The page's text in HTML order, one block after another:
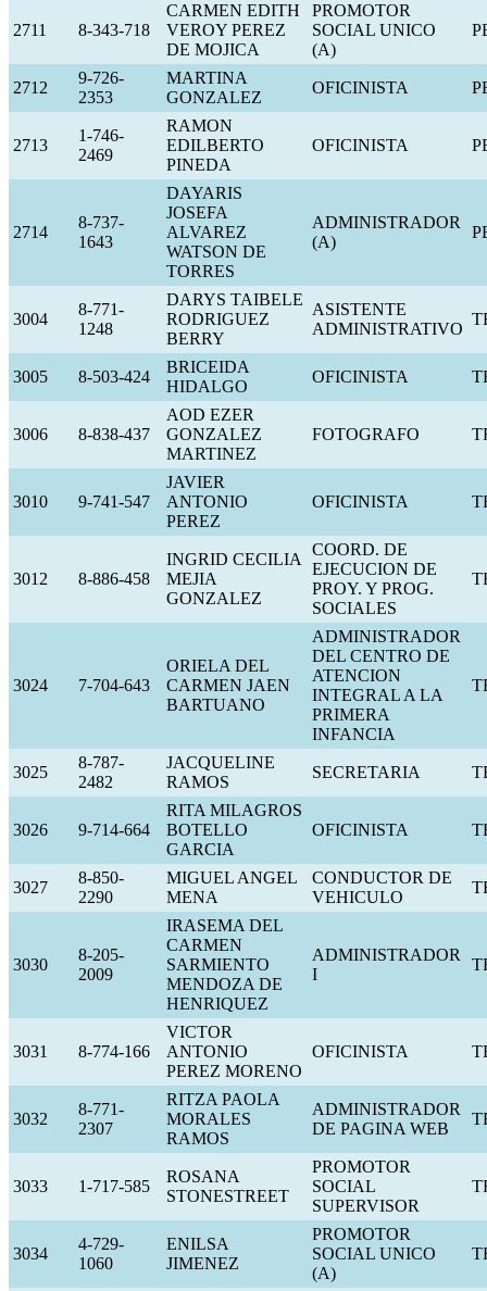
2711 8-343-718
CARMEN EDITH
VEROY PEREZ
DE MOJICA
PROMOTOR
SOCIAL UNICO
(A)
2712
9-726-
2353
MARTINA
GONZALEZ
OFICINISTA
2713
1-746-
2469
RAMON
EDILBERTO
PINEDA
OFICINISTA
2714
8-737-
1643
DAYARIS
JOSEFA
ALVAREZ
WATSON DE
TORRES
ADMINISTRADOR
(A)
3004
8-771-
1248
DARYS TAIBELE
RODRIGUEZ
BERRY
ASISTENTE
ADMINISTRATIVO
3005 8-503-424
BRICEIDA
HIDALGO
OFICINISTA
3006 8-838-437
AOD EZER
GONZALEZ
MARTINEZ
FOTOGRAFO
3010 9-741-547
JAVIER
ANTONIO
PEREZ
OFICINISTA
3012 8-886-458
INGRID CECILIA
MEJIA
GONZALEZ
COORD. DE
EJECUCION DE
PROY. Y PROG.
SOCIALES
3024 7-704-643
ORIELA DEL
CARMEN JAEN
BARTUANO
ADMINISTRADOR
DEL CENTRO DE
ATENCION
INTEGRAL A LA
PRIMERA
INFANCIA
3025
8-787-
2482
JACQUELINE
RAMOS
SECRETARIA
3026 9-714-664
RITA MILAGROS
BOTELLO
GARCIA
OFICINISTA
3027
8-850-
2290
MIGUEL ANGEL
MENA
CONDUCTOR DE
VEHICULO
3030
8-205-
2009
IRASEMA DEL
CARMEN
SARMIENTO
MENDOZA DE
HENRIQUEZ
ADMINISTRADOR
I
3031 8-774-166
VICTOR
ANTONIO
PEREZ MORENO
OFICINISTA
3032
8-771-
2307
RITZA PAOLA
MORALES
RAMOS
ADMINISTRADOR
DE PAGINA WEB
3033 1-717-585
ROSANA
STONESTREET
PROMOTOR
SOCIAL
SUPERVISOR
3034
4-729-
1060
ENILSA
JIMENEZ
PROMOTOR
SOCIAL UNICO
(A)